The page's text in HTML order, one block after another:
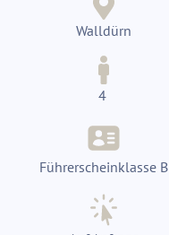
Walldürn
4
Führerscheinklasse B